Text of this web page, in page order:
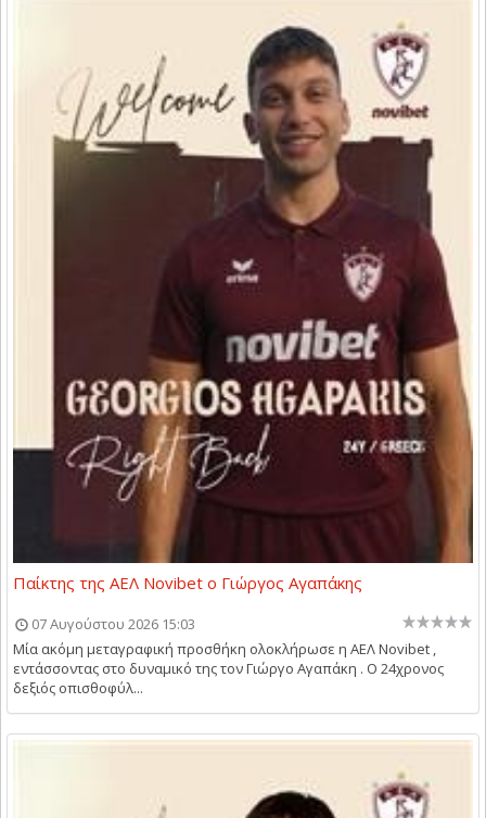
Παίκτης της ΑΕΛ Novibet ο Γιώργος Αγαπάκης
07 Αυγούστου 2026 15:03
Μία ακόμη μεταγραφική προσθήκη ολοκλήρωσε η ΑΕΛ Novibet ,
εντάσσοντας στο δυναμικό της τον Γιώργο Αγαπάκη . Ο 24χρονος
δεξιός οπισθοφύλ...